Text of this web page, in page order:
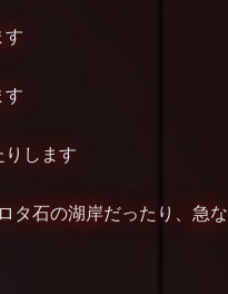
す
す
します
タ石の湖岸だったり、急な